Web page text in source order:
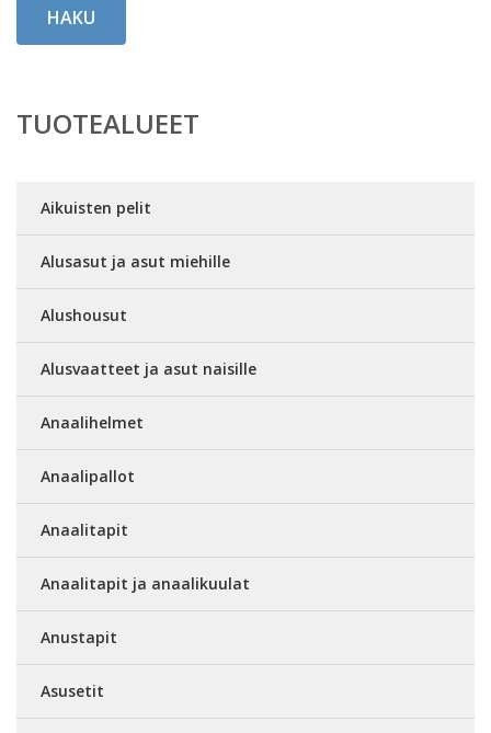
HAKU
TUOTEALUEET
Aikuisten pelit
Alusasut ja asut miehille
Alushousut
Alusvaatteet ja asut naisille
Anaalihelmet
Anaalipallot
Anaalitapit
Anaalitapit ja anaalikuulat
Anustapit
Asusetit